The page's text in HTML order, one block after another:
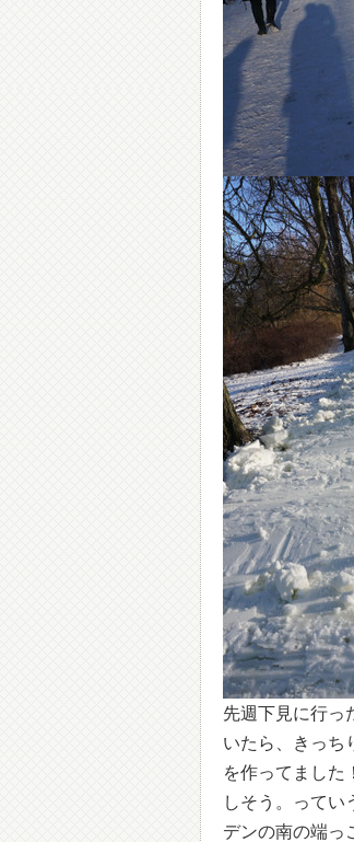
先週下見に行っ
いたら、きっち
を作ってました
しそう。ってい
デンの南の端っ